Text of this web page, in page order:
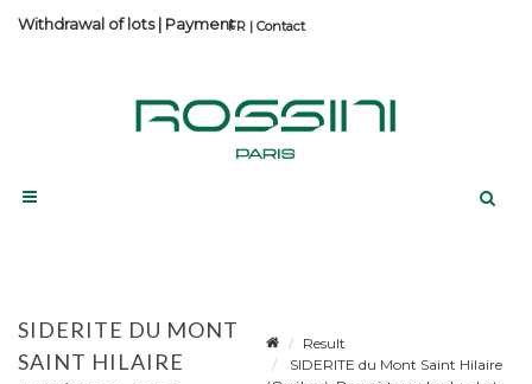
Contact
Withdrawal of lots| Payment
SIDERITE DU MONT
SAINT HILAIRE
Result
SIDERITE du Mont Saint Hilaire